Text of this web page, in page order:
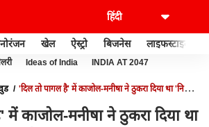
खेल ऐस्ट्रो बिजनेस लाइफस्टाइल
Ideas of India INDIA AT 2047
'दिल तो पागल है' में काजोल-मनीषा ने ठुकरा दिया था 'निशा'
में काजोल-मनीषा ने ठुकरा दिया था